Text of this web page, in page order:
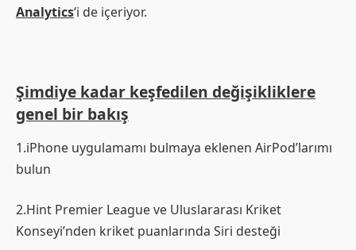
Analytics‘i de içeriyor.
Şimdiye kadar keşfedilen değişikliklere
genel bir bakış
1.iPhone uygulamamı bulmaya eklenen AirPod’larımı
bulun
2.Hint Premier League ve Uluslararası Kriket
Konseyi’nden kriket puanlarında Siri desteği